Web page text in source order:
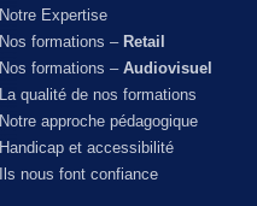
Notre Expertise
Nos formations – Retail
Nos formations – Audiovisuel
La qualité de nos formations
Notre approche pédagogique
Handicap et accessibilité
Ils nous font confiance